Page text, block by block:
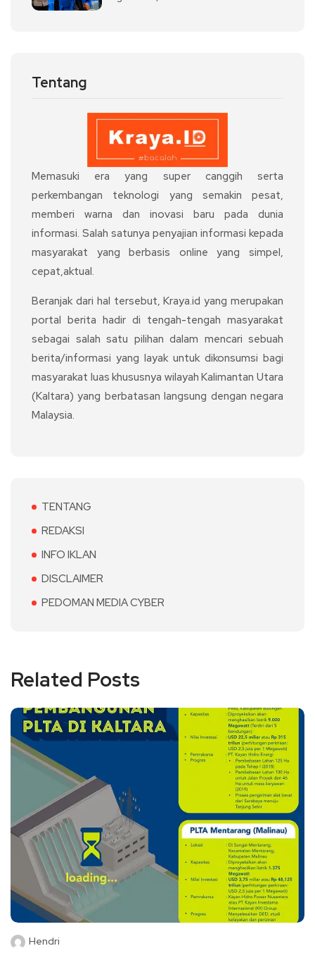
Tentang
Memasuki era yang super canggih serta
perkembangan teknologi yang semakin pesat,
memberi warna dan inovasi baru pada dunia
informasi. Salah satunya penyajian informasi kepada
masyarakat yang berbasis online yang simpel,
cepat,aktual.
Beranjak dari hal tersebut, Kraya.id yang merupakan
portal berita hadir di tengah-tengah masyarakat
sebagai salah satu pilihan dalam mencari sebuah
berita/informasi yang layak untuk dikonsumsi bagi
masyarakat luas khususnya wilayah Kalimantan Utara
(Kaltara) yang berbatasan langsung dengan negara
Malaysia.
TENTANG
REDAKSI
INFO IKLAN
DISCLAIMER
PEDOMAN MEDIA CYBER
Related Posts
Hendri